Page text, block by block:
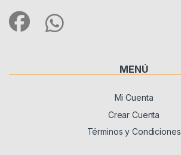
MENÚ
Mi Cuenta
Crear Cuenta
Términos y Condiciones